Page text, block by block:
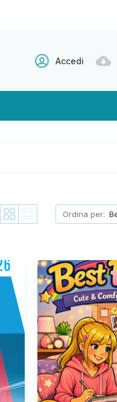
Accedi
Ordina per: